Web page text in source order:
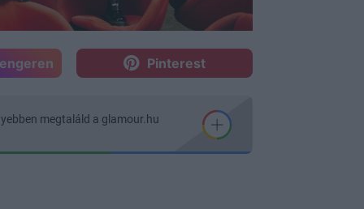
Pinterest
megtaláld a glamour.hu